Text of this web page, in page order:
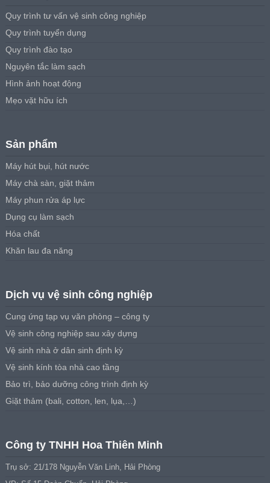
Quy trình tư vấn vệ sinh công nghiệp
Quy trình tuyển dụng
Quy trình đào tạo
Nguyên tắc làm sạch
Hình ảnh hoạt động
Mẹo vặt hữu ích
Sản phẩm
Máy hút bụi, hút nước
Máy chà sàn, giặt thảm
Máy phun rửa áp lực
Dụng cụ làm sạch
Hóa chất
Khăn lau đa năng
Dịch vụ vệ sinh công nghiệp
Cung ứng tạp vụ văn phòng – công ty
Vệ sinh công nghiệp sau xây dựng
Vệ sinh nhà ở dân sinh định kỳ
Vệ sinh kính tòa nhà cao tầng
Bảo trì, bảo dưỡng công trình định kỳ
Giặt thảm (bali, cotton, len, lụa,…)
Công ty TNHH Hoa Thiên Minh
Trụ sở: 21/178 Nguyễn Văn Linh, Hải Phòng